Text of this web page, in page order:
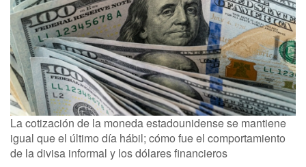
La cotización de la moneda estadounidense se mantiene
igual que el último día hábil; cómo fue el comportamiento
de la divisa informal y los dólares financieros